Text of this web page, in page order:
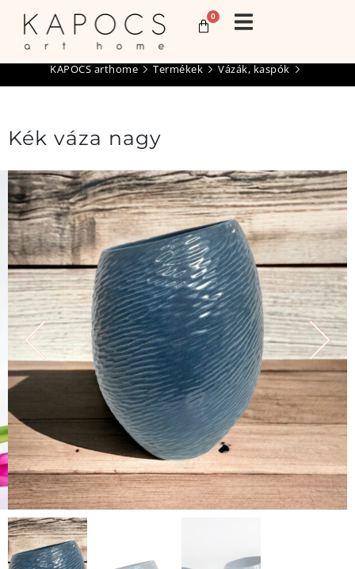
0
KAPOCS arthome Termékek Vázák, kaspók
Kék váza nagy